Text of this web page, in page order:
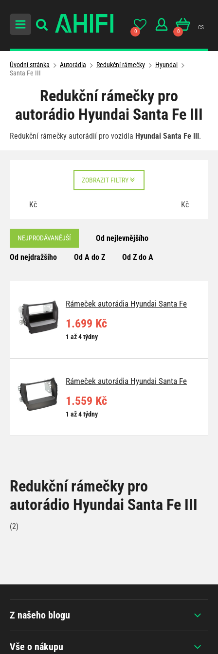
0 0
cs
Úvodní stránka Autorádia Redukční rámečky
Hyundai
Santa Fe III
Redukční rámečky pro
autorádio Hyundai Santa Fe III
Redukční rámečky autorádií pro vozidla Hyundai Santa Fe III.
ZOBRAZIT FILTRY
Kč Kč
NEJPRODÁVANĚJŠÍ Od nejlevnějšího
Od nejdražšího Od A do Z Od Z do A
Rámeček autorádia Hyundai Santa Fe
1.699 Kč
1 až 4 týdny
Rámeček autorádia Hyundai Santa Fe
1.559 Kč
1 až 4 týdny
Redukční rámečky pro
autorádio Hyundai Santa Fe III
(2)
Vše o nákupu
Z našeho blogu